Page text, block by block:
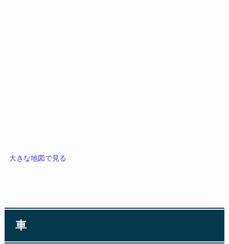
大きな地図で見る
車